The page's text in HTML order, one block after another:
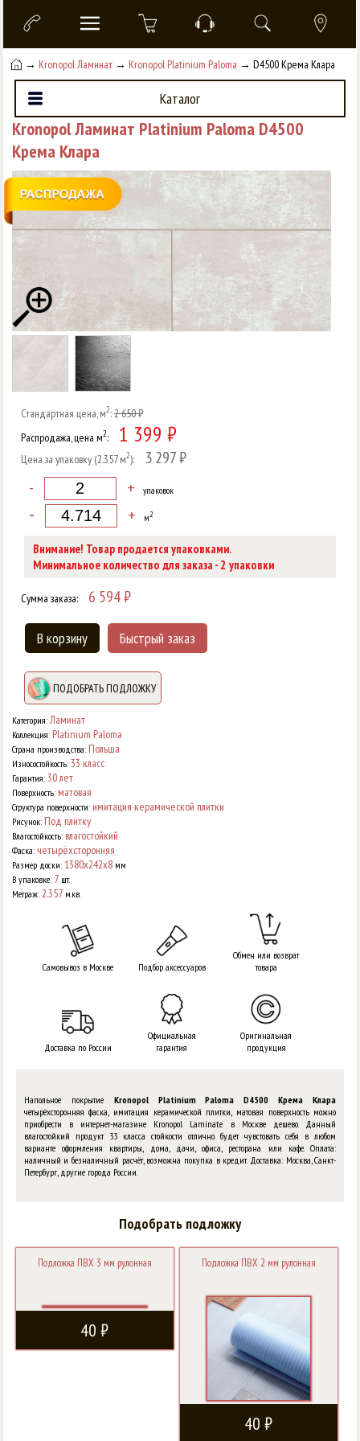
→ Kronopol Ламинат → Kronopol Platinium Paloma → D4500 Крема Клара
Каталог
Kronopol Ламинат Platinium Paloma D4500
Крема Клара
Стандартная цена, м2:2 650 ₽
Распродажа, цена м2: 1 399 ₽
Цена за упаковку (2.357 м2): 3 297 ₽
- + упаковок
- + м2
Внимание! Товар продается упаковками.
Минимальное количество для заказа - 2 упаковки
Сумма заказа: 6 594₽
В корзину Быстрый заказ
ПОДОБРАТЬ ПОДЛОЖКУ
Категория:Ламинат
Коллекция: Platinium Paloma
Страна производства: Польша
Износостойкость:33 класс
Гарантия:30 лет
Поверхность: матовая
Структура поверхности: имитация керамической плитки
Рисунок: Под плитку
Влагостойкость: влагостойкий
Фаска: четырёхсторонняя
Размер доски: 1380х242х8 мм
В упаковке: 7 шт.
Метраж: 2.357 м.кв.
Самовывоз в Москве Подбор аксессуаров
Обмен или возврат
товара
Доставка по России
Официальная
гарантия
Оригинальная
продукция
Напольное покрытие Kronopol Platinium Paloma D4500 Крема Клара
четырёхсторонняя фаска, имитация керамической плитки, матовая поверхность можно
приобрести в интернет-магазине Kronopol Laminate в Москве дешево. Данный
влагостойкий продукт 33 класса стойкости отлично будет чувстовать себя в любом
варианте оформления квартиры, дома, дачи, офиса, ресторана или кафе. Оплата:
наличный и безналичный расчёт, возможна покупка в кредит. Доставка: Москва, Санкт-
Петербург, другие города России.
Подобрать подложку
Подложка ПВХ 3 мм рулонная
40 ₽
Подложка ПВХ 2 мм рулонная
40 ₽